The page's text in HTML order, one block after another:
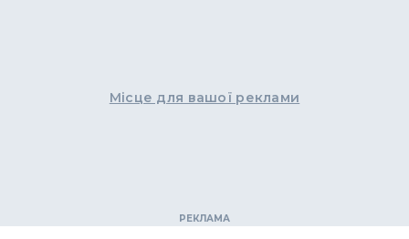
Місце для вашої реклами